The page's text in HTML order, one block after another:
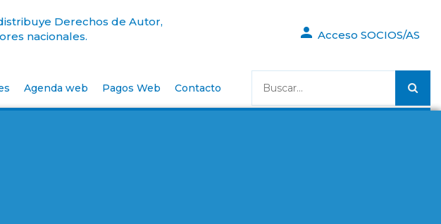
Derechos de Autor,
nacionales.
Acceso SOCIOS/AS
Agenda web Pagos Web Contacto